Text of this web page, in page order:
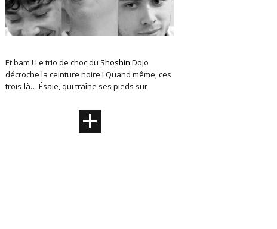
Et bam ! Le trio de choc du Shoshin Dojo
décroche la ceinture noire ! Quand même, ces
trois-là… Ésaïe, qui traîne ses pieds sur
+